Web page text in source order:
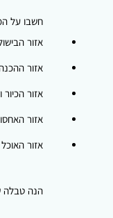
חשבו על
אזור
אזור
אזור הכיור
אזור
אזור
הנה טבלה